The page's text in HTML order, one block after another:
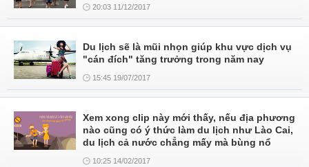
20:03 11/12/2017
Du lịch sẽ là mũi nhọn giúp khu vực dịch vụ
"cán đích" tăng trưởng trong năm nay
15:45 19/07/2017
Xem xong clip này mới thấy, nếu địa phương
nào cũng có ý thức làm du lịch như Lào Cai,
du lịch cả nước chẳng mấy mà bùng nổ
10:25 14/02/2017